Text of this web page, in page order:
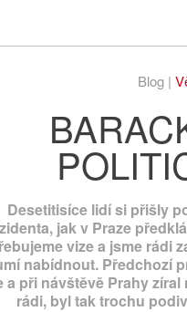
Blog |
Desetitisíce lidí si přišly
jak v Praze
vize a jsme rádi
nabídnout. Předchozí
a při návštěvě Prahy
rádi, byl tak trochu